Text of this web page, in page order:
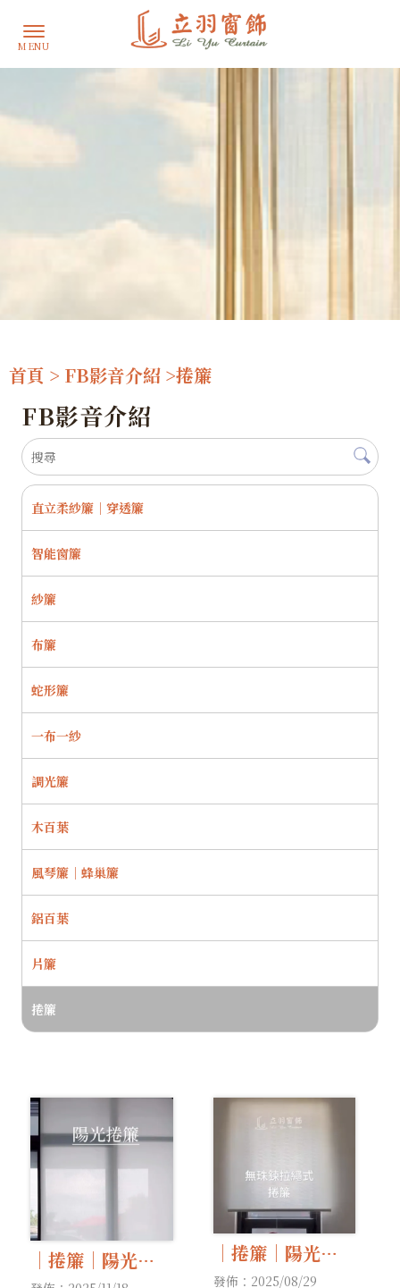
首頁 > FB影音介紹 >捲簾
FB影音介紹
直立柔紗簾｜穿透簾
智能窗簾
紗簾
布簾
蛇形簾
一布一紗
調光簾
木百葉
風琴簾｜蜂巢簾
鋁百葉
片簾
捲簾
｜捲簾｜陽光捲
｜捲簾｜陽光捲
簾｜半遮光捲簾
發佈：2025/08/29